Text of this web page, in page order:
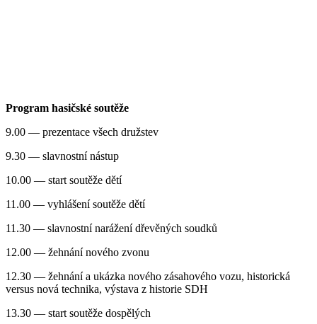
Program hasičské soutěže
9.00 — prezentace všech družstev
9.30 — slavnostní nástup
10.00 — start soutěže dětí
11.00 — vyhlášení soutěže dětí
11.30 — slavnostní narážení dřevěných soudků
12.00 — žehnání nového zvonu
12.30 — žehnání a ukázka nového zásahového vozu, historická
versus nová technika, výstava z historie SDH
13.30 — start soutěže dospělých